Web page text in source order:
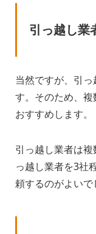
引っ越し業
当然ですが、引
す。そのため、
おすすめします。
引っ越し業者は
っ越し業者を3社
頼するのがよいで